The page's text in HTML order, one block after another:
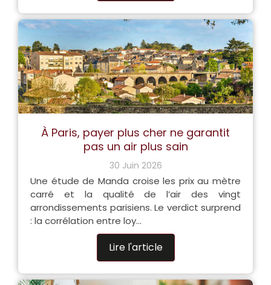
À Paris, payer plus cher ne garantit
pas un air plus sain
30 Juin 2026
Une étude de Manda croise les prix au mètre
carré et la qualité de l’air des vingt
arrondissements parisiens. Le verdict surprend
: la corrélation entre loy...
Lire l'article